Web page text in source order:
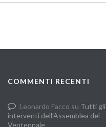
COMMENTI RECENTI
Leonardo Facco su Tutti gli
interventi dell’Assemblea del
Ventennale